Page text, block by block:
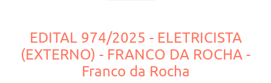
EDITAL 974/2025 - ELETRICISTA
(EXTERNO) - FRANCO DA ROCHA -
Franco da Rocha